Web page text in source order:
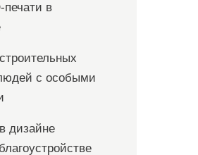
печати в
с особыми
дизайне